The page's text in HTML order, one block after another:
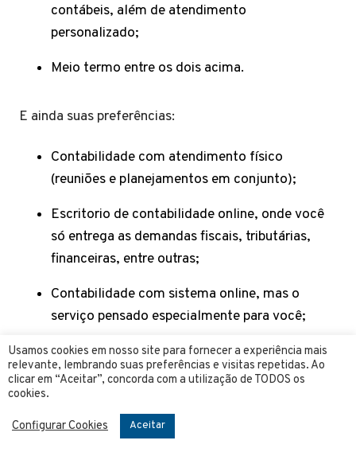
contábeis, além de atendimento
personalizado;
Meio termo entre os dois acima.
E ainda suas preferências:
Contabilidade com atendimento físico
(reuniões e planejamentos em conjunto);
Escritorio de contabilidade online, onde você
só entrega as demandas fiscais, tributárias,
financeiras, entre outras;
Contabilidade com sistema online, mas o
serviço pensado especialmente para você;
Prefere baixo custo?
Prefere custo-benefício?
Ou da prioridade para a qualidade do serviço,
pouco se importando com o valor?
Usamos cookies em nosso site para fornecer a experiência mais
relevante, lembrando suas preferências e visitas repetidas. Ao
clicar em “Aceitar”, concorda com a utilização de TODOS os
cookies.
Configurar Cookies Aceitar